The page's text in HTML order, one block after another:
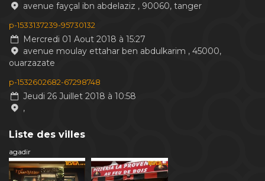
avenue fayçal ibn abdelaziz , 90060, tanger
p-1533137239-95730132
Mercredi 01 Aout 2018 à 15:27
avenue moulay ettahar ben abdulkarim , 45000,
ouarzazate
p-1532602682-67298748
Jeudi 26 Juillet 2018 à 10:58
,
Liste des villes
agadir